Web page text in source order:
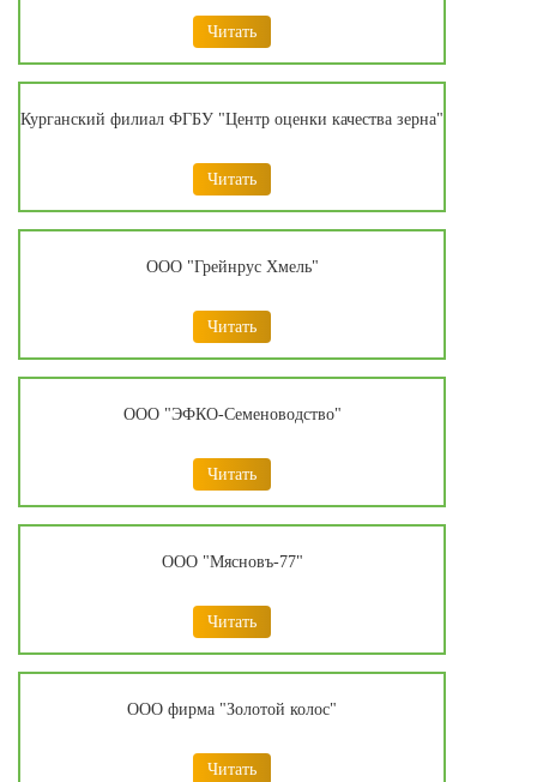
Читать
Курганский филиал ФГБУ "Центр оценки качества зерна"
Читать
ООО "Грейнрус Хмель"
Читать
ООО "ЭФКО-Семеноводство"
Читать
ООО "Мясновъ-77"
Читать
ООО фирма "Золотой колос"
Читать